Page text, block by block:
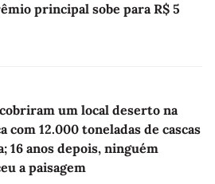
principal sobe para R$ 5
cobriram um local deserto na
com 12.000 toneladas de cascas
16 anos depois, ninguém
a paisagem